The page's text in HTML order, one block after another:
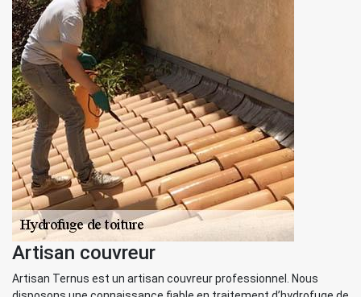
Artisan couvreur
Artisan Ternus est un artisan couvreur professionnel. Nous